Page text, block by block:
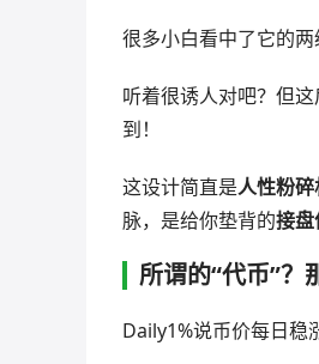
很多小白看中了它的两
听着很诱人对吧？但
到！
这设计简直是人性粉碎
脉，是给你垫背的接盘
所谓的“代币”？
Daily1%说币价每日稳